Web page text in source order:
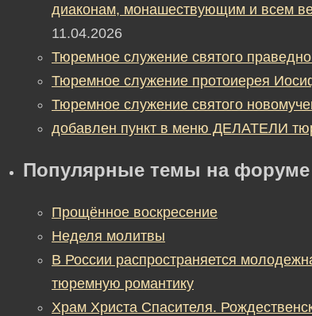
диаконам, монашествующим и всем
11.04.2026
Тюремное служение святого
Тюремное служение протоиерея
Тюремное служение святого
добавлен пункт в меню ДЕЛАТЕЛИ
Популярные темы на форуме
Прощённое воскресение
Неделя молитвы
В России распространяется
тюремную романтику
Храм Христа Спасителя.